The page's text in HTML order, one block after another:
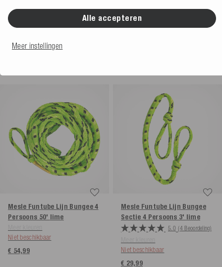
€ 39,99
Meer kleuren
Mesle Funtube Lijn Bungee 4
Persoons 50' lime
Niet beschikbaar
€ 54,99
Mesle Funtube Lijn Bungee
Sectie 4 Persoons 3' lime
5.0 (4 Beoordeling)
Niet beschikbaar
€ 29,99
Alle accepteren
Meer instellingen